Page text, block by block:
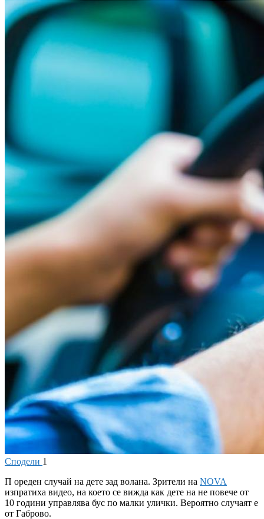
Сподели 1
П ореден случай на дете зад волана. Зрители на NOVA
изпратиха видео, на което се вижда как дете на не повече от
10 години управлява бус по малки улички. Вероятно случаят е
от Габрово.